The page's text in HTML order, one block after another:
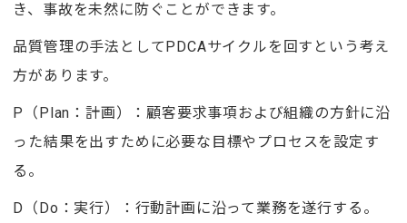
き、事故を未然に防ぐことができます。
品質管理の手法としてPDCAサイクルを回すという考え
方があります。
P（Plan：計画）：顧客要求事項および組織の方針に沿
った結果を出すために必要な目標やプロセスを設定す
る。
D（Do：実行）：行動計画に沿って業務を遂行する。